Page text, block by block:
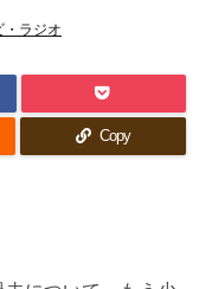
ラジオ
Copy